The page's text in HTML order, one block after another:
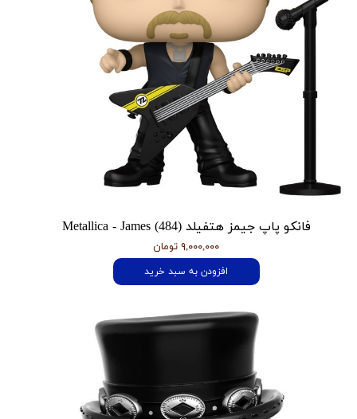
فانکو پاپ جیمز هتفیلد Metallica - James (484)
۹,۰۰۰,۰۰۰ تومان
افزودن به سبد خرید